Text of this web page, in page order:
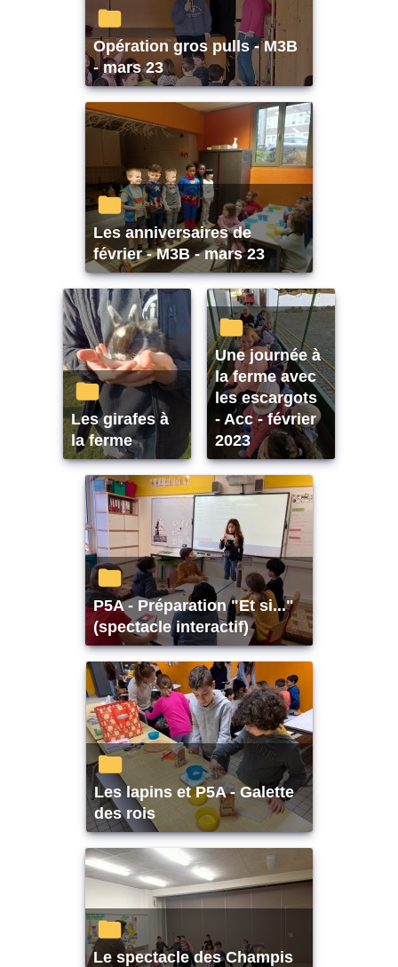
Opération gros pulls - M3B
- mars 23
Les anniversaires de
février - M3B - mars 23
Les girafes à
la ferme
Une journée à
la ferme avec
les escargots
- Acc - février
2023
P5A - Préparation "Et si..."
(spectacle interactif)
Les lapins et P5A - Galette
des rois
Le spectacle des Champis